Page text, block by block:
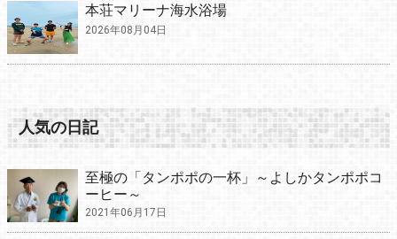
本荘マリーナ海水浴場
2026年08月04日
人気の日記
至極の「タンポポの一杯」～よしかタンポポコ
ーヒー～
2021年06月17日